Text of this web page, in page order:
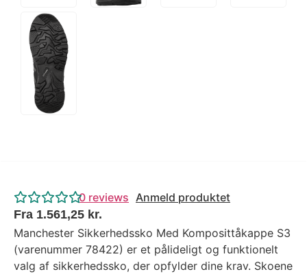
0 reviews Anmeld produktet
Fra 1.561,25 kr.
Manchester Sikkerhedssko Med Komposittåkappe S3
(varenummer 78422) er et pålideligt og funktionelt
valg af sikkerhedssko, der opfylder dine krav. Skoene